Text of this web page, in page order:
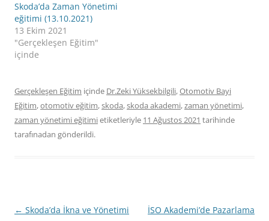
Skoda’da Zaman Yönetimi
eğitimi (13.10.2021)
13 Ekim 2021
"Gerçekleşen Eğitim"
içinde
Gerçekleşen Eğitim içinde Dr.Zeki Yüksekbilgili,Otomotiv Bayi
Eğitim,otomotiv eğitim,skoda,skoda akademi,zaman yönetimi,
zaman yönetimi eğitimietiketleriyle 11 Ağustos 2021 tarihinde
tarafınadan gönderildi.
Yazı
← Skoda’da İkna ve Yönetimi
İSO Akademi’de Pazarlama